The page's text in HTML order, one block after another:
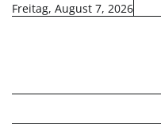
SkipFreitag, August 7, 2026